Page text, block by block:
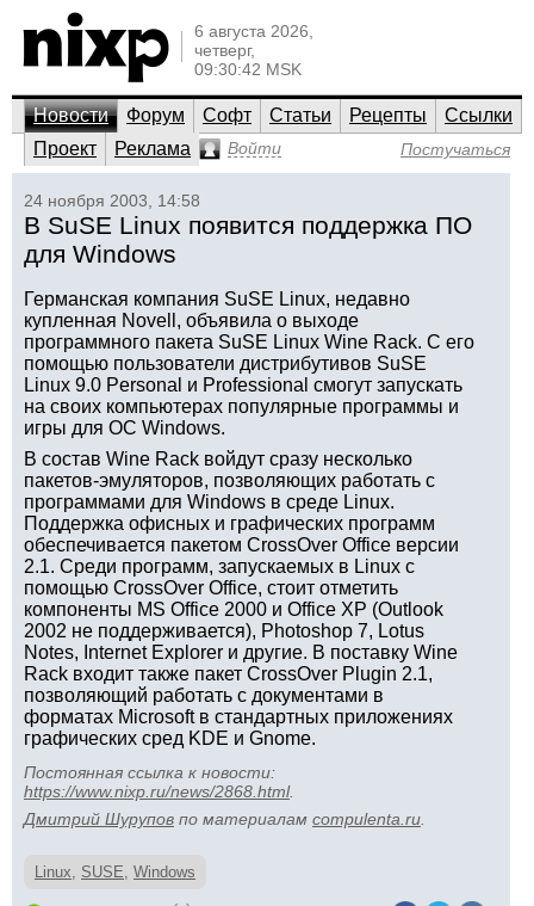
6 августа 2026,
четверг,
09:30:42 MSK
Новости Форум Софт Статьи Рецепты
Ссылки
Проект
Реклама Войти Постучаться
24 ноября 2003, 14:58
В SuSE Linux появится поддержка ПО
для Windows
Германская компания SuSE Linux, недавно
купленная Novell, объявила о выходе
программного пакета SuSE Linux Wine Rack. С его
помощью пользователи дистрибутивов SuSE
Linux 9.0 Personal и Professional смогут запускать
на своих компьютерах популярные программы и
игры для ОС Windows.
В состав Wine Rack войдут сразу несколько
пакетов-эмуляторов, позволяющих работать с
программами для Windows в среде Linux.
Поддержка офисных и графических программ
обеспечивается пакетом CrossOver Office версии
2.1. Среди программ, запускаемых в Linux с
помощью CrossOver Office, стоит отметить
компоненты MS Office 2000 и Office XP (Outlook
2002 не поддерживается), Photoshop 7, Lotus
Notes, Internet Explorer и другие. В поставку Wine
Rack входит также пакет CrossOver Plugin 2.1,
позволяющий работать с документами в
форматах Microsoft в стандартных приложениях
графических сред KDE и Gnome.
Постоянная ссылка к новости:
https://www.nixp.ru/news/2868.html.
Дмитрий Шурупов по материалам compulenta.ru
Linux, SUSE, Windows